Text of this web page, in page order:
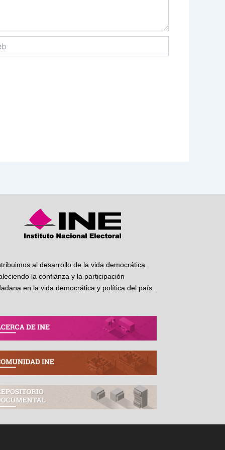
al desarrollo de la vida democrática
la confianza y la participación
en la vida democrática y política del país.